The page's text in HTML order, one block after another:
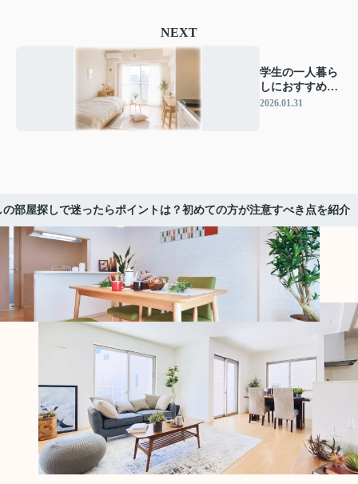
NEXT
学生の一人暮ら
しにおすすめエ
リアは？初めて
2026.01.31
の部屋探しで迷ったらポイントは？初めての方が注意すべき点を紹介